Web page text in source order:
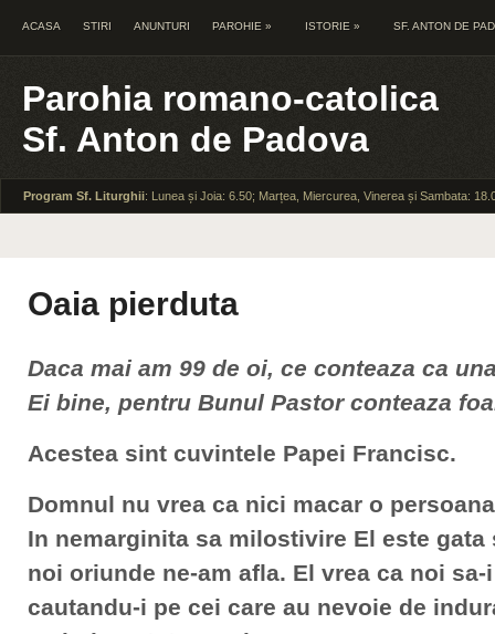
ACASA STIRI ANUNTURI PAROHIE » ISTORIE » SF. ANTON DE
Parohia romano-catolica
Sf. Anton de Padova
Program Sf. Liturghii: Lunea și Joia: 6.50; Marțea, Miercurea, Vinerea și Sambata:
Oaia pierduta
Daca mai am 99 de oi, ce conteaza ca
Ei bine, pentru Bunul Pastor conteaza
Acestea sint cuvintele Papei Francisc.
Domnul nu vrea ca nici macar o
In nemarginita sa milostivire El este gata
noi oriunde ne-am afla. El vrea ca noi
cautandu-i pe cei care au nevoie de